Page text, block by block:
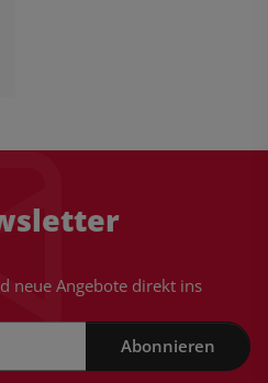
neue Angebote direkt ins
Abonnieren